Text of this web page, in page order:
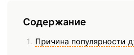
Содержание
Причина популярности